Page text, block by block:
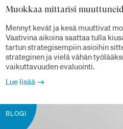
Muokkaa mittarisi
Mennyt kevät ja kesä muuttivat
Vaativina aikoina saattaa tulla
tartun strategisempiin asioihin
strateginen ja vielä vähän
vaikuttavuuden evaluointi.
Lue lisää
BLOGI